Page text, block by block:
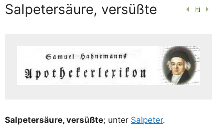
Salpetersäure, versüßte
Sal­pe­ter­säu­re, ver­süß­te; unter Sal­pe­ter.